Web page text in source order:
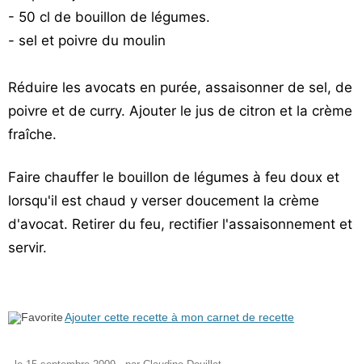
- 50 cl de bouillon de légumes.
- sel et poivre du moulin
Réduire les avocats en purée, assaisonner de sel, de
poivre et de curry. Ajouter le jus de citron et la crème
fraîche.
Faire chauffer le bouillon de légumes à feu doux et
lorsqu'il est chaud y verser doucement la crème
d'avocat. Retirer du feu, rectifier l'assaisonnement et
servir.
Ajouter cette recette à mon carnet de recette